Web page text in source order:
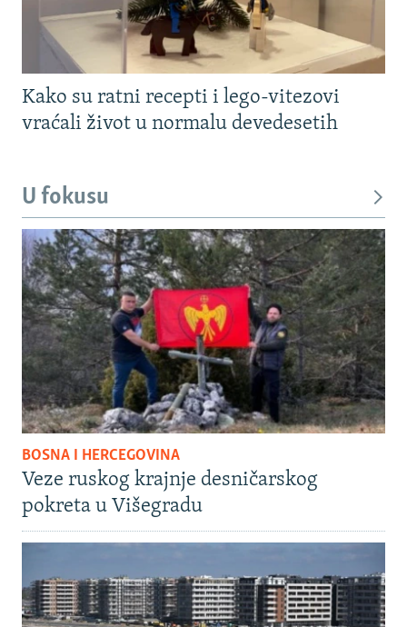
Kako su ratni recepti i lego-vitezovi
vraćali život u normalu devedesetih
U fokusu
BOSNA I HERCEGOVINA
Veze ruskog krajnje desničarskog
pokreta u Višegradu